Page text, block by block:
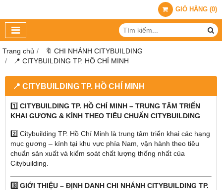
GIỎ HÀNG (0)
Trang chủ
🔖 CHI NHÁNH CITYBUILDING
📍 CITYBUILDING TP. HỒ CHÍ MINH
📍 CITYBUILDING TP. HỒ CHÍ MINH
1️⃣ CITYBUILDING TP. HỒ CHÍ MINH – TRUNG TÂM TRIỂN
KHAI GƯƠNG & KÍNH THEO TIÊU CHUẨN CITYBUILDING
2️⃣ Citybuilding TP. Hồ Chí Minh là trung tâm triển khai các hạng
mục gương – kính tại khu vực phía Nam, vận hành theo tiêu
chuẩn sản xuất và kiểm soát chất lượng thống nhất của
Citybuilding.
3️⃣ GIỚI THIỆU – ĐỊNH DANH CHI NHÁNH CITYBUILDING TP.